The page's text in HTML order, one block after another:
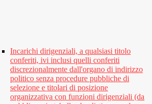
Incarichi dirigenziali, a qualsiasi titolo
conferiti, ivi inclusi quelli conferiti
discrezionalmente dall'organo di indirizzo
politico senza procedure pubbliche di
selezione e titolari di posizione
organizzativa con funzioni dirigenziali (da